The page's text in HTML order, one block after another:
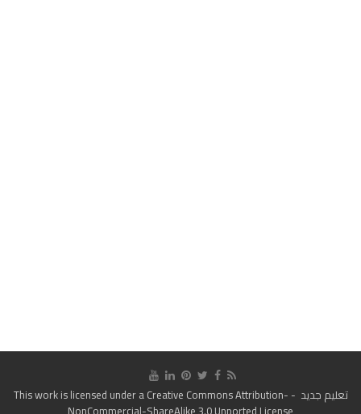
تعليم جديد - This work is licensed under a
Creative Commons Attribution-